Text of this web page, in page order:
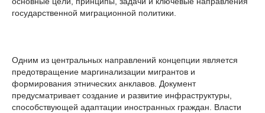
государственной миграционной политики.
Одним из центральных направлений концепции является
предотвращение маргинализации мигрантов и
формирования этнических анклавов. Документ
предусматривает создание и развитие инфраструктуры,
способствующей адаптации иностранных граждан. Власти